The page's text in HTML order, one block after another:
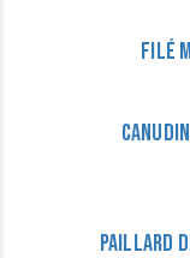
Filé
Paillard